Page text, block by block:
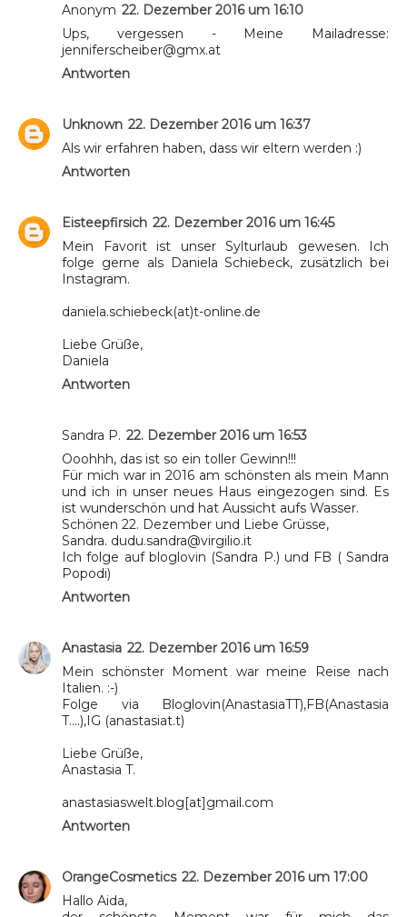
Anonym 22. Dezember 2016 um 16:10
Ups, vergessen - Meine Mailadresse:
jenniferscheiber@gmx.at
Antworten
Unknown 22. Dezember 2016 um 16:37
Als wir erfahren haben, dass wir eltern werden :)
Antworten
Eisteepfirsich 22. Dezember 2016 um 16:45
Mein Favorit ist unser Sylturlaub gewesen. Ich
folge gerne als Daniela Schiebeck, zusätzlich bei
Instagram.
daniela.schiebeck(at)t-online.de
Liebe Grüße,
Daniela
Antworten
Sandra P. 22. Dezember 2016 um 16:53
Ooohhh, das ist so ein toller Gewinn!!!
Für mich war in 2016 am schönsten als mein Mann
und ich in unser neues Haus eingezogen sind. Es
ist wunderschön und hat Aussicht aufs Wasser.
Schönen 22. Dezember und Liebe Grüsse,
Sandra. dudu.sandra@virgilio.it
Ich folge auf bloglovin (Sandra P.) und FB ( Sandra
Popodi)
Antworten
Anastasia 22. Dezember 2016 um 16:59
Mein schönster Moment war meine Reise nach
Italien. :-)
Folge via Bloglovin(AnastasiaTT),FB(Anastasia
T....),IG (anastasiat.t)
Liebe Grüße,
Anastasia T.
anastasiaswelt.blog[at]gmail.com
Antworten
OrangeCosmetics 22. Dezember 2016 um 17:00
Hallo Aida,